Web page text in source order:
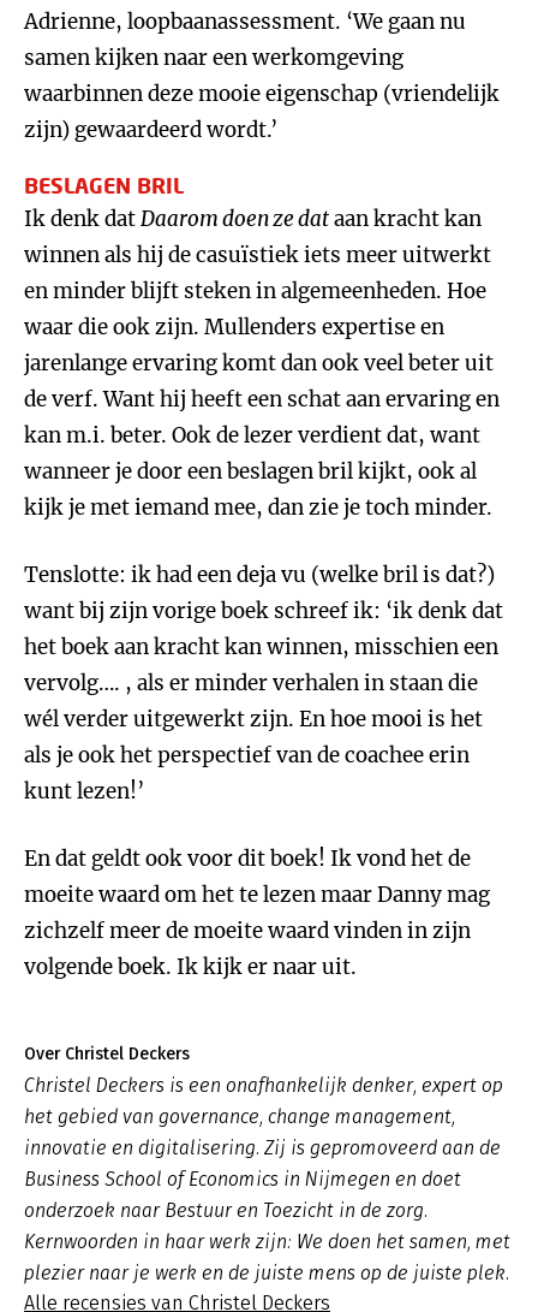
Adrienne, loopbaanassessment. ‘We gaan nu
samen kijken naar een werkomgeving
waarbinnen deze mooie eigenschap (vriendelijk
zijn) gewaardeerd wordt.’
BESLAGEN BRIL
Ik denk datDaarom doen ze dataan kracht kan
winnen als hij de casuïstiek iets meer uitwerkt
en minder blijft steken in algemeenheden. Hoe
waar die ook zijn. Mullenders expertise en
jarenlange ervaring komt dan ook veel beter uit
de verf. Want hij heeft een schat aan ervaring en
kan m.i. beter. Ook de lezer verdient dat, want
wanneer je door een beslagen bril kijkt, ook al
kijk je met iemand mee, dan zie je toch minder.
Tenslotte: ik had een deja vu (welke bril is dat?)
want bij zijn vorige boek schreef ik: ‘ik denk dat
het boek aan kracht kan winnen, misschien een
vervolg…. , als er minder verhalen in staan die
wél verder uitgewerkt zijn. En hoe mooi is het
als je ook het perspectief van de coachee erin
kunt lezen!’
En dat geldt ook voor dit boek! Ik vond het de
moeite waard om het te lezen maar Danny mag
zichzelf meer de moeite waard vinden in zijn
volgende boek. Ik kijk er naar uit.
Over Christel Deckers
Christel Deckers is een onafhankelijk denker, expert op
het gebied van governance, change management,
innovatie en digitalisering. Zij is gepromoveerd aan de
Business School of Economics in Nijmegen en doet
onderzoek naar Bestuur en Toezicht in de zorg.
Kernwoorden in haar werk zijn: We doen het samen, met
plezier naar je werk en de juiste mens op de juiste plek.
Alle recensies van Christel Deckers